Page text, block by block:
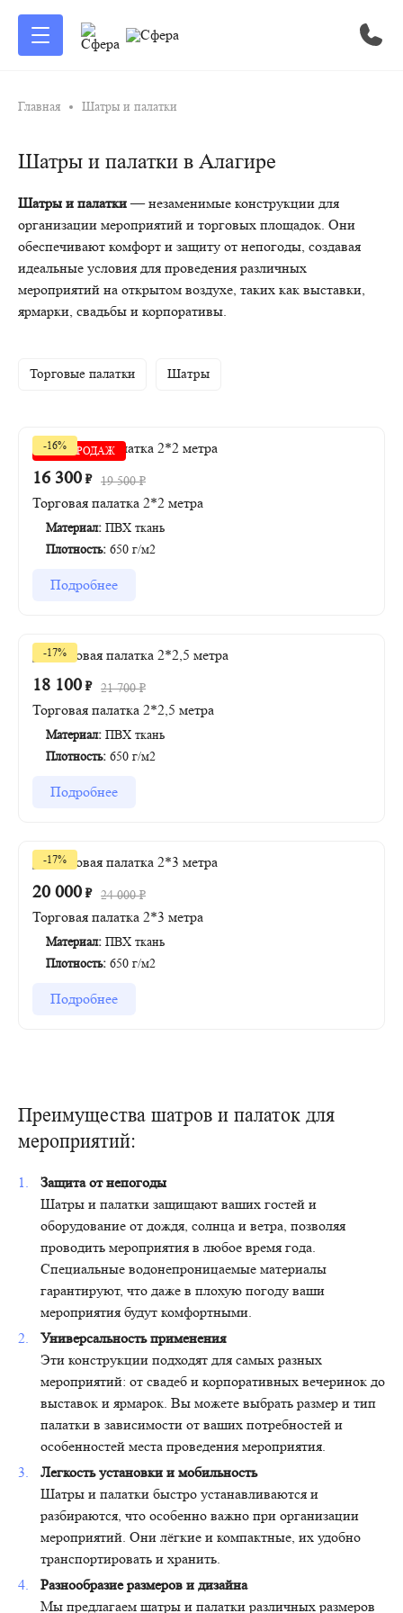
Главная Шатры и палатки
Шатры и палатки в Алагире
Шатры и палатки— незаменимые конструкции для
организации мероприятий и торговых площадок. Они
обеспечивают комфорт и защиту от непогоды, создавая
идеальные условия для проведения различных
мероприятий на открытом воздухе, таких как выставки,
ярмарки, свадьбы и корпоративы.
Торговые палатки Шатры
ХИТ ПРОДАЖ
-16%
16 300 ₽ 19 500₽
Торговая палатка 2*2 метра
Материал: ПВХ ткань
Плотность: 650 г/м2
Подробнее
-17%
18 100 ₽ 21 700₽
Торговая палатка 2*2,5 метра
Материал: ПВХ ткань
Плотность: 650 г/м2
Подробнее
-17%
20 000 ₽ 24 000₽
Торговая палатка 2*3 метра
Материал: ПВХ ткань
Плотность: 650 г/м2
Подробнее
Преимущества шатров и палаток для
мероприятий:
Защита от непогоды
Шатры и палатки защищают ваших гостей и
оборудование от дождя, солнца и ветра, позволяя
проводить мероприятия в любое время года.
Специальные водонепроницаемые материалы
гарантируют, что даже в плохую погоду ваши
мероприятия будут комфортными.
Универсальность применения
Эти конструкции подходят для самых разных
мероприятий: от свадеб и корпоративных вечеринок до
выставок и ярмарок. Вы можете выбрать размер и тип
палатки в зависимости от ваших потребностей и
особенностей места проведения мероприятия.
Легкость установки и мобильность
Шатры и палатки быстро устанавливаются и
разбираются, что особенно важно при организации
мероприятий. Они лёгкие и компактные, их удобно
транспортировать и хранить.
Разнообразие размеров и дизайна
Мы предлагаем шатры и палатки различных размеров